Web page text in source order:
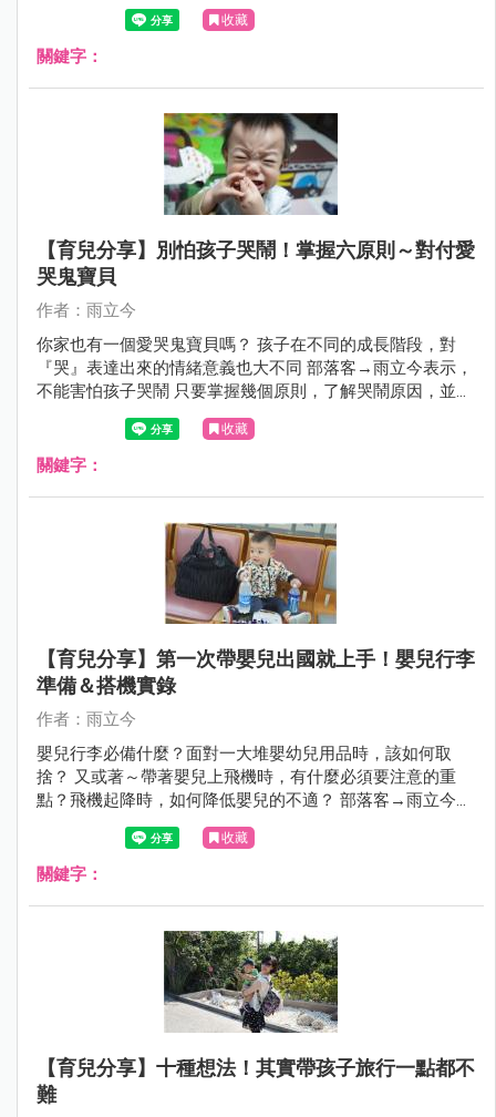
收藏
關鍵字：
【育兒分享】別怕孩子哭鬧！掌握六原則～對付愛
哭鬼寶貝
作者：雨立今
你家也有一個愛哭鬼寶貝嗎？ 孩子在不同的成長階段，對
『哭』表達出來的情緒意義也大不同 部落客→雨立今表示，
不能害怕孩子哭鬧 只要掌握幾個原則，了解哭鬧原因，並與
孩子溫和的溝通 孩子的學習能力是很好的～必定能在情緒過
後而有所成長喔！
收藏
關鍵字：
【育兒分享】第一次帶嬰兒出國就上手！嬰兒行李
準備＆搭機實錄
作者：雨立今
嬰兒行李必備什麼？面對一大堆嬰幼兒用品時，該如何取
捨？ 又或著～帶著嬰兒上飛機時，有什麼必須要注意的重
點？飛機起降時，如何降低嬰兒的不適？ 部落客→雨立今要
來教媽咪們，如何第一次帶寶貝出國就上手喔！
收藏
關鍵字：
【育兒分享】十種想法！其實帶孩子旅行一點都不
難